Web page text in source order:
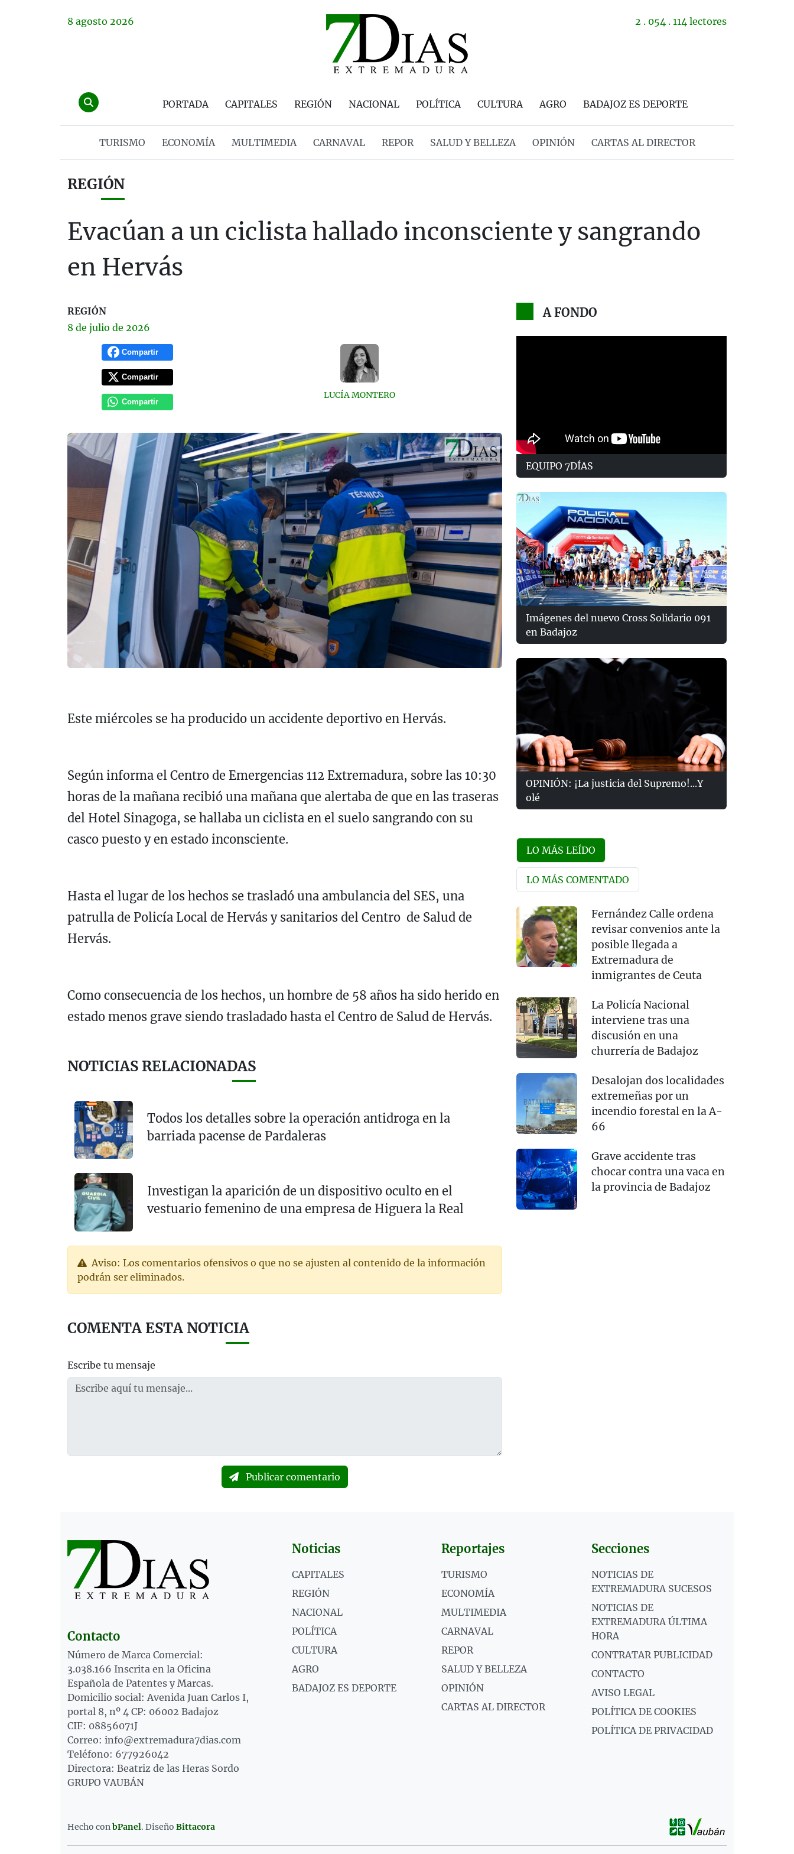
8 agosto 2026 2 . 054 . 114 lectores
PORTADA CAPITALES REGIÓN NACIONAL POLÍTICA CULTURA AGRO BADAJOZ ES DEPORTE
TURISMO ECONOMÍA MULTIMEDIA CARNAVAL REPOR SALUD Y BELLEZA OPINIÓN CARTAS AL DIRECTOR
REGIÓN
Evacúan a un ciclista hallado inconsciente y sangrando
en Hervás
REGIÓN
8 de julio de 2026
Compartir
Compartir
Compartir
LUCÍA MONTERO
Este miércoles se ha producido un accidente deportivo en Hervás.
Según informa el Centro de Emergencias 112 Extremadura, sobre las 10:30
horas de la mañana recibió una mañana que alertaba de que en las traseras
del Hotel Sinagoga, se hallaba un ciclista en el suelo sangrando con su
casco puesto y en estado inconsciente.
Hasta el lugar de los hechos se trasladó una ambulancia del SES, una
patrulla de Policía Local de Hervás y sanitarios del Centro de Salud de
Hervás.
Como consecuencia de los hechos, un hombre de 58 años ha sido herido en
estado menos grave siendo trasladado hasta el Centro de Salud de Hervás.
NOTICIAS RELACIONADAS
Todos los detalles sobre la operación antidroga en la
barriada pacense de Pardaleras
Investigan la aparición de un dispositivo oculto en el
vestuario femenino de una empresa de Higuera la Real
Aviso: Los comentarios ofensivos o que no se ajusten al contenido de la información
podrán ser eliminados.
COMENTA ESTA NOTICIA
Escribe tu mensaje
Publicar comentario
A FONDO
EQUIPO 7DÍAS
Imágenes del nuevo Cross Solidario 091
en Badajoz
OPINIÓN: ¡La justicia del Supremo!...Y
olé
LO MÁS LEÍDO
LO MÁS COMENTADO
Fernández Calle ordena
revisar convenios ante la
posible llegada a
Extremadura de
inmigrantes de Ceuta
La Policía Nacional
interviene tras una
discusión en una
churrería de Badajoz
Desalojan dos localidades
extremeñas por un
incendio forestal en la A-
66
Grave accidente tras
chocar contra una vaca en
la provincia de Badajoz
Contacto
Número de Marca Comercial:
3.038.166 Inscrita en la Oficina
Española de Patentes y Marcas.
Domicilio social: Avenida Juan Carlos I,
portal 8, nº 4 CP: 06002 Badajoz
CIF: 08856071J
Correo: info@extremadura7dias.com
Teléfono: 677926042
Directora: Beatriz de las Heras Sordo
GRUPO VAUBÁN
Noticias
CAPITALES
REGIÓN
NACIONAL
POLÍTICA
CULTURA
AGRO
BADAJOZ ES DEPORTE
Reportajes
TURISMO
ECONOMÍA
MULTIMEDIA
CARNAVAL
REPOR
SALUD Y BELLEZA
OPINIÓN
CARTAS AL DIRECTOR
Secciones
NOTICIAS DE
EXTREMADURA SUCESOS
NOTICIAS DE
EXTREMADURA ÚLTIMA
HORA
CONTRATAR PUBLICIDAD
CONTACTO
AVISO LEGAL
POLÍTICA DE COOKIES
POLÍTICA DE PRIVACIDAD
Hecho conbPanel. Diseño Bittacora